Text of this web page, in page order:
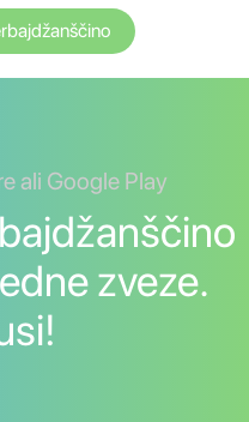
ali Google Play
zveze.